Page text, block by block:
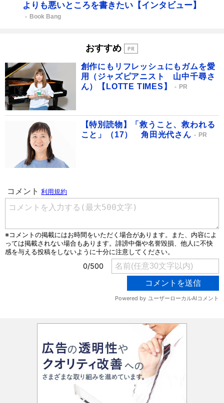
よりも悪いところを書きたい【インタビュー】
Book Bang
おすすめ
創作にもリフレッシュにもガムを愛
用（ジャズピアニスト 山中千尋さ
ん）【LOTTE TIMES】
PR
【特別読物】「救うこと、救われる
こと」（17） 角田光代さん
PR